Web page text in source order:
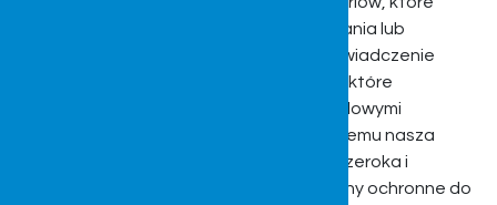
mogą przydać się do naprawy, serwisowania lub
doposażenia pojazdów. Wieloletnie doświadczenie
pozwoliło nam nawiązać liczne kontakty, które
zaowocowały współpracą z międzynarodowymi
przedsiębiorstwami i koncernami. Dzięki temu nasza
oferta usług i produktów jest niezwykle szeroka i
zróżnicowana. Produkujemy również kabiny ochronne do